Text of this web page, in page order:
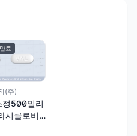
료
(주)
정500밀리
시클로비